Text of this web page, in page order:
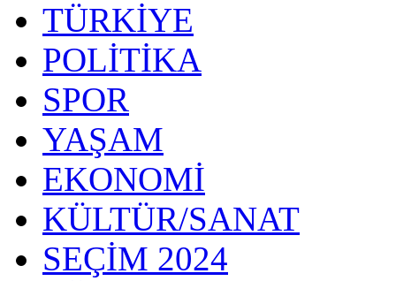
TÜRKİYE
POLİTİKA
SPOR
YAŞAM
EKONOMİ
KÜLTÜR/SANAT
SEÇİM 2024